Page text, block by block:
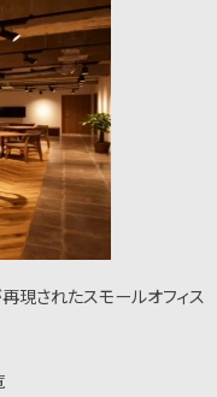
現されたスモールオフィス